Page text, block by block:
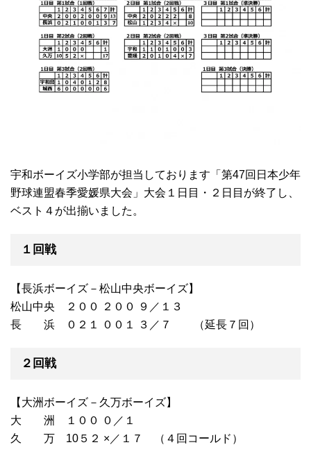
宇和ボーイズ小学部が担当しております「第47回日本少年
野球連盟春季愛媛県大会」大会１日目・２日目が終了し、
ベスト４が出揃いました。
１回戦
【長浜ボーイズ－松山中央ボーイズ】
松山中央 ２００ ２００ ９／１３
長 浜 ０２１ ００１ ３／７ （延長７回）
２回戦
【大洲ボーイズ－久万ボーイズ】
大 洲 １００ ０／１
久 万 10５２ ×／１７ （４回コールド）